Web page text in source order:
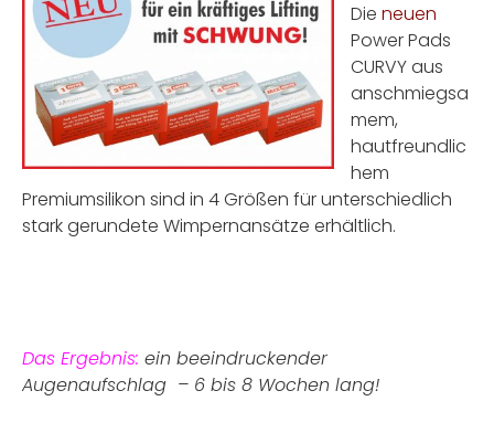
Die neuen
Power Pads
CURVY aus
anschmiegsa
mem,
hautfreundlic
hem
Premiumsilikon sind in 4 Größen für unterschiedlich
stark gerundete Wimpernansätze erhältlich.
Das Ergebnis: ein beeindruckender
Augenaufschlag – 6 bis 8 Wochen lang!